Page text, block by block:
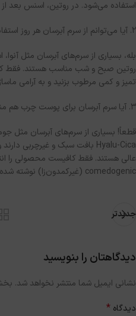
استفاده می‌شود. در روتین، اسنس بعد از
۲. آیا می‌توانم از سرم آبرسان هر روز
بله، بسیاری از سرم‌های آبرسان مثل آنوا،
روتین صبح و شب مناسب هستند. فقط
تمیز و کمی مرطوب بزنید و به آرامی
۳. آیا سرم آبرسان برای پوست چرب هم
قطعاً! بسیاری از سرم‌های آبرسان مثل
Hyalu-Cica بافت سبک و غیرچربی
عالی هستند. فقط کافیست محصولی را
comedogenic ( غیرکمدون‌زا) نوشته
جدیدتر
دیدگاهتان را بنویسید
نشانی ایمیل شما منتشر نخواهد شد.
دیدگاه *